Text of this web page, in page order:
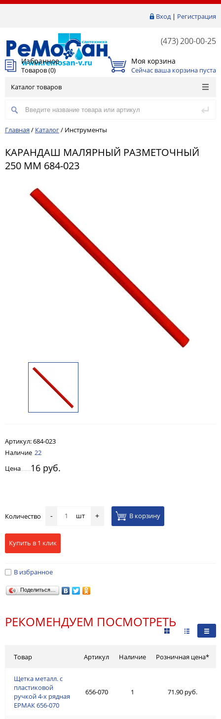
Вход| Регистрация
(473) 200-00-25
Избранное
Товаров (0)
Моя корзина
Сейчас ваша корзина пуста
Каталог товаров
Главная / Каталог/ Инструменты
КАРАНДАШ МАЛЯРНЫЙ РАЗМЕТОЧНЫЙ
250 ММ 684-023
Артикул:684-023
Наличие 22
Цена
16 руб.
Количество - шт + В корзину
Купить в 1 клик
В избранное
Поделиться…
РЕКОМЕНДУЕМ ПОСМОТРЕТЬ
Товар
Щетка металл. с
пластиковой
ручкой 4-х рядная
ЕРМАК 656-070
Артикул Наличие Розничная цена*
656-070 1 71.90 руб.